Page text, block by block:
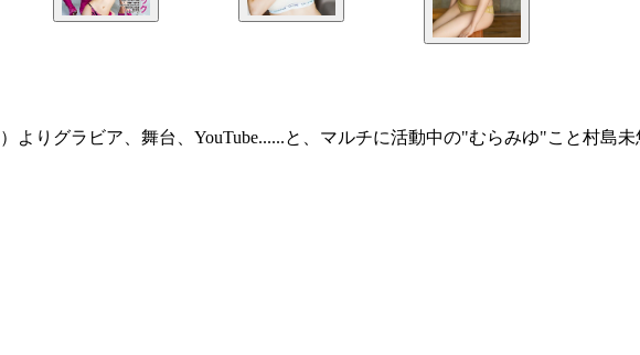
りグラビア、舞台、YouTube......と、マルチに活動中の"むらみゆ"こと村島